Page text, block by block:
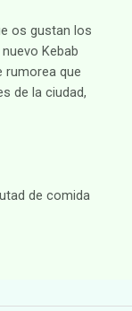
os gustan los
Kebab
rumorea que
de la ciudad,
de comida